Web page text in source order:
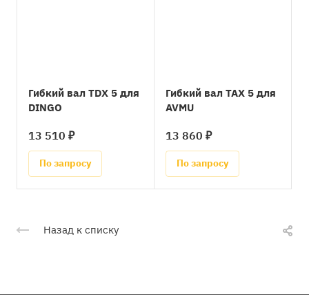
Гибкий вал TDX 5 для
DINGO
13 510 ₽
По запросу
Гибкий вал TAX 5 для
AVMU
13 860 ₽
По запросу
Назад к списку